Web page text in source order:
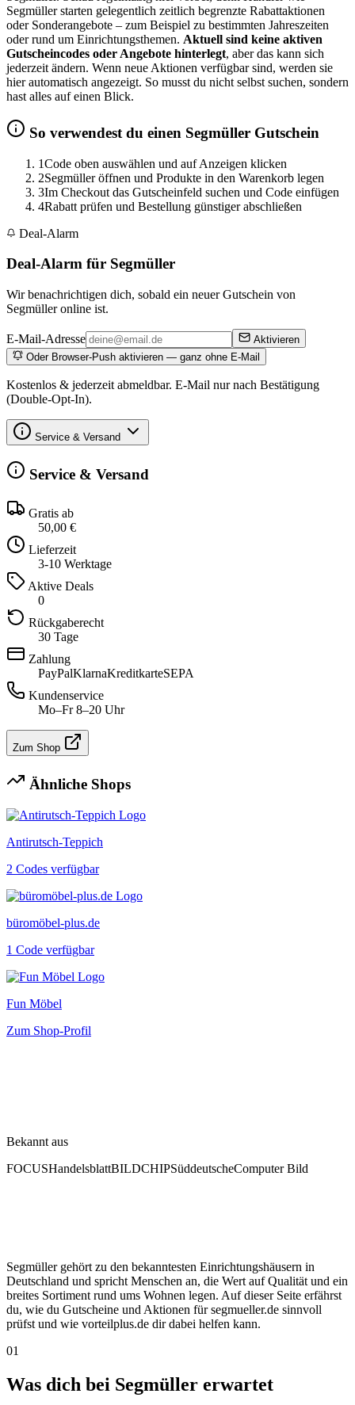
Segmüller starten gelegentlich zeitlich begrenzte Rabattaktionen
oder Sonderangebote – zum Beispiel zu bestimmten Jahreszeiten
oder rund um Einrichtungsthemen. Aktuell sind keine aktiven
Gutscheincodes oder Angebote hinterlegt, aber das kann sich
jederzeit ändern. Wenn neue Aktionen verfügbar sind, werden sie
hier automatisch angezeigt. So musst du nicht selbst suchen, sondern
hast alles auf einen Blick.
So verwendest du einen Segmüller Gutschein
1Code oben auswählen und auf Anzeigen klicken
2Segmüller öffnen und Produkte in den Warenkorb legen
3Im Checkout das Gutscheinfeld suchen und Code einfügen
4Rabatt prüfen und Bestellung günstiger abschließen
Deal-Alarm
Deal-Alarm für Segmüller
Wir benachrichtigen dich, sobald ein neuer Gutschein von
Segmüller online ist.
E-Mail-Adresse
Aktivieren
Oder Browser-Push aktivieren — ganz ohne E-Mail
Kostenlos & jederzeit abmeldbar. E-Mail nur nach Bestätigung
(Double-Opt-In).
Service & Versand
Service & Versand
Gratis ab
50,00 €
Lieferzeit
3-10 Werktage
Aktive Deals
0
Rückgaberecht
30 Tage
Zahlung
PayPalKlarnaKreditkarteSEPA
Kundenservice
Mo–Fr 8–20 Uhr
Zum Shop
Ähnliche Shops
Antirutsch-Teppich
2 Codes verfügbar
büromöbel-plus.de
1 Code verfügbar
Fun Möbel
Zum Shop-Profil
Bekannt aus
FOCUSHandelsblattBILDCHIPSüddeutscheComputer Bild
Segmüller gehört zu den bekanntesten Einrichtungshäusern in
Deutschland und spricht Menschen an, die Wert auf Qualität und ein
breites Sortiment rund ums Wohnen legen. Auf dieser Seite erfährst
du, wie du Gutscheine und Aktionen für segmueller.de sinnvoll
prüfst und wie vorteilplus.de dir dabei helfen kann.
01
Was dich bei Segmüller erwartet